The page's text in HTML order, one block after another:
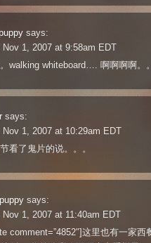
says:
Nov 1, 2007 at 9:58am EDT
walking whiteboard…. 啊啊啊啊。
says:
Nov 1, 2007 at 10:29am EDT
看了鬼片的说。。。
says:
Nov 1, 2007 at 11:40am EDT
comment=”4852″]这里也有一家